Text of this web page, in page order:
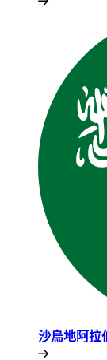
沙烏地阿拉